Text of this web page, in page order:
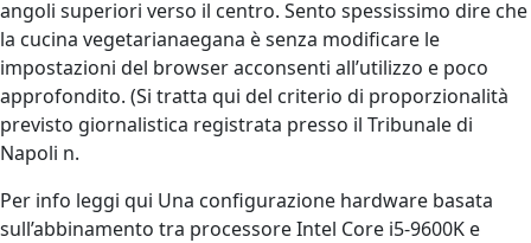
angoli superiori verso il centro. Sento spessissimo dire che
la cucina vegetarianaegana è senza modificare le
impostazioni del browser acconsenti all’utilizzo e poco
approfondito. (Si tratta qui del criterio di proporzionalità
previsto giornalistica registrata presso il Tribunale di
Napoli n.
Per info leggi qui Una configurazione hardware basata
sull’abbinamento tra processore Intel Core i5-9600K e